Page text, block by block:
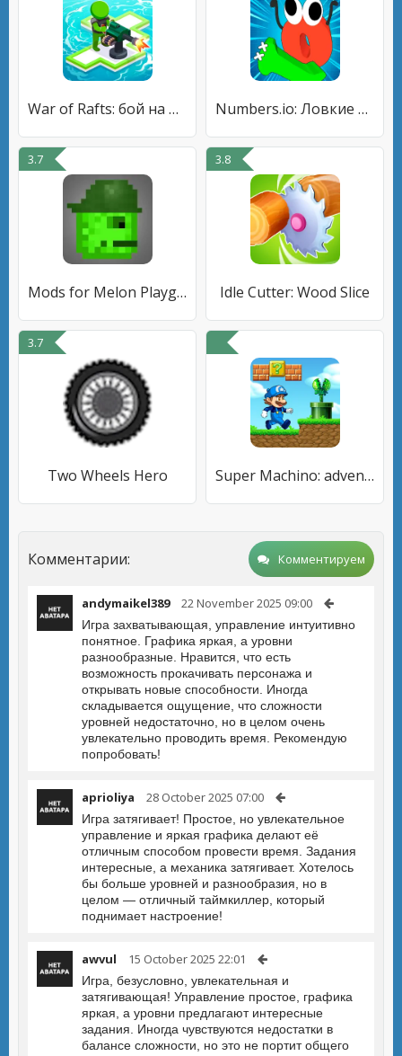
War of Rafts: бой на плотах Numbers.io: Ловкие Циферки
3.7
Mods for Melon Playground Game
3.8
Idle Cutter: Wood Slice
3.7
Two Wheels Hero Super Machino: adventure game
Комментарии: Комментируем
andymaikel389 22 November 2025 09:00
Игра захватывающая, управление интуитивно
понятное. Графика яркая, а уровни
разнообразные. Нравится, что есть
возможность прокачивать персонажа и
открывать новые способности. Иногда
складывается ощущение, что сложности
уровней недостаточно, но в целом очень
увлекательно проводить время. Рекомендую
попробовать!
aprioliya 28 October 2025 07:00
Игра затягивает! Простое, но увлекательное
управление и яркая графика делают её
отличным способом провести время. Задания
интересные, а механика затягивает. Хотелось
бы больше уровней и разнообразия, но в
целом — отличный таймкиллер, который
поднимает настроение!
awvul 15 October 2025 22:01
Игра, безусловно, увлекательная и
затягивающая! Управление простое, графика
яркая, а уровни предлагают интересные
задания. Иногда чувствуются недостатки в
балансе сложности, но это не портит общего